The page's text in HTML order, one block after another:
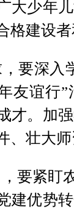
大少年
格建设
要深入
友谊行
才。加
、壮大
要紧盯
建优势